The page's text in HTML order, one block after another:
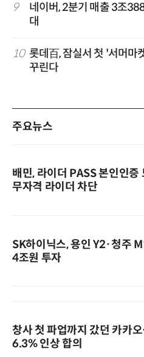
9
네이버, 2분기 매출 3조
대
10 롯데百, 잠실서 첫 '서머
꾸린다
주요뉴스
배민, 라이더 PASS 본인인
무자격 라이더 차단
SK하이닉스, 용인 Y2·청주
4조원 투자
창사 첫 파업까지 갔던 카카
6.3% 인상 합의